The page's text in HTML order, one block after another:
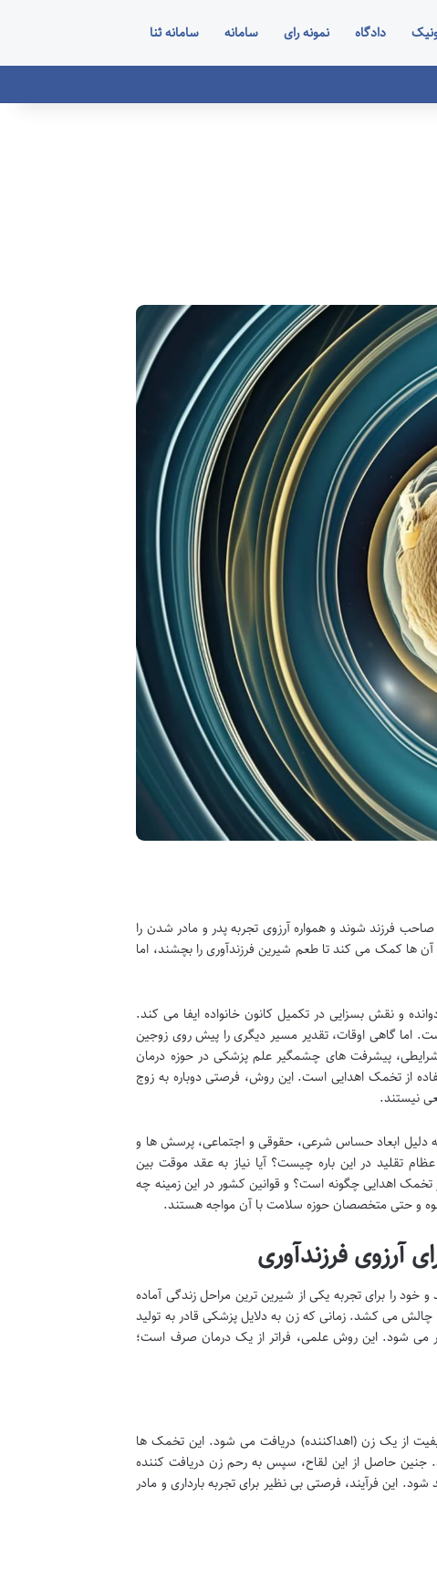
دادگاه نمونه رای سامانه سامانه ثنا
فرزند شوند و همواره آرزوی تجربه پدر و مادر شدن را
آن ها کمک می کند تا طعم شیرین فرزندآوری را بچشند، اما
و نقش بسزایی در تکمیل کانون خانواده ایفا می کند.
اما گاهی اوقات، تقدیر مسیر دیگری را پیش روی زوجین
شرایطی، پیشرفت های چشمگیر علم پزشکی در حوزه درمان
از تخمک اهدایی است. این روش، فرصتی دوباره به زوج
نیستند.
به دلیل ابعاد حساس شرعی، حقوقی و اجتماعی، پرسش ها و
تقلید در این باره چیست؟ آیا نیاز به عقد موقت بین
اهدایی چگونه است؟ و قوانین کشور در این زمینه چه
و حتی متخصصان حوزه سلامت با آن مواجه هستند.
را برای تجربه یکی از شیرین ترین مراحل زندگی آماده
چالش می کشد. زمانی که زن به دلایل پزشکی قادر به تولید
می شود. این روش علمی، فراتر از یک درمان صرف است؛
از یک زن (اهداکننده) دریافت می شود. این تخمک ها
حاصل از این لقاح، سپس به رحم زن دریافت کننده
این فرآیند، فرصتی بی نظیر برای تجربه بارداری و مادر